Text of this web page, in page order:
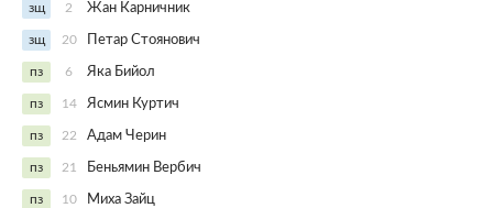
зщ 2 Жан Карничник
зщ 20 Петар Стоянович
пз 6 Яка Бийол
пз 14 Ясмин Куртич
пз 22 Адам Черин
пз 21 Беньямин Вербич
пз 10 Миха Зайц